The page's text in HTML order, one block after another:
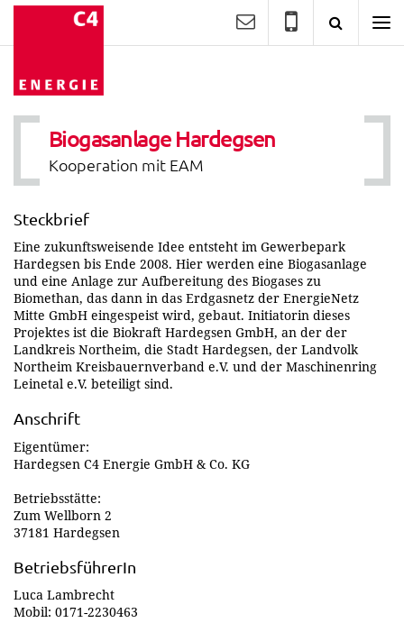
Kontakt
Suche
GmbH
Gas.
Biogasanlage Hardegsen
Kooperation mit EAM
Steckbrief
Eine zukunftsweisende Idee entsteht im Gewerbepark
Hardegsen bis Ende 2008. Hier werden eine Biogasanlage
und eine Anlage zur Aufbereitung des Biogases zu
Biomethan, das dann in das Erdgasnetz der EnergieNetz
Mitte GmbH eingespeist wird, gebaut. Initiatorin dieses
Projektes ist die Biokraft Hardegsen GmbH, an der der
Landkreis Northeim, die Stadt Hardegsen, der Landvolk
Northeim Kreisbauernverband e.V. und der Maschinenring
Leinetal e.V. beteiligt sind.
Anschrift
Eigentümer:
Hardegsen C4 Energie GmbH & Co. KG
Betriebsstätte:
Zum Wellborn 2
37181 Hardegsen
BetriebsführerIn
Luca Lambrecht
Mobil: 0171-2230463